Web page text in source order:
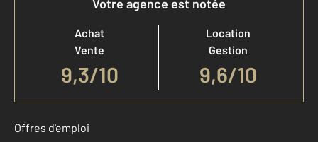
Votre agence est notée
Achat
Vente
9,3/10
Location
Gestion
9,6/10
Offres d'emploi